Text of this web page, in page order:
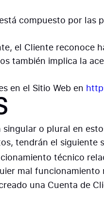
compuesto por las
el Cliente reconoce
también implica la
en el Sitio Web en
o plural en
tendrán el siguiente
técnico
mal
una Cuenta de